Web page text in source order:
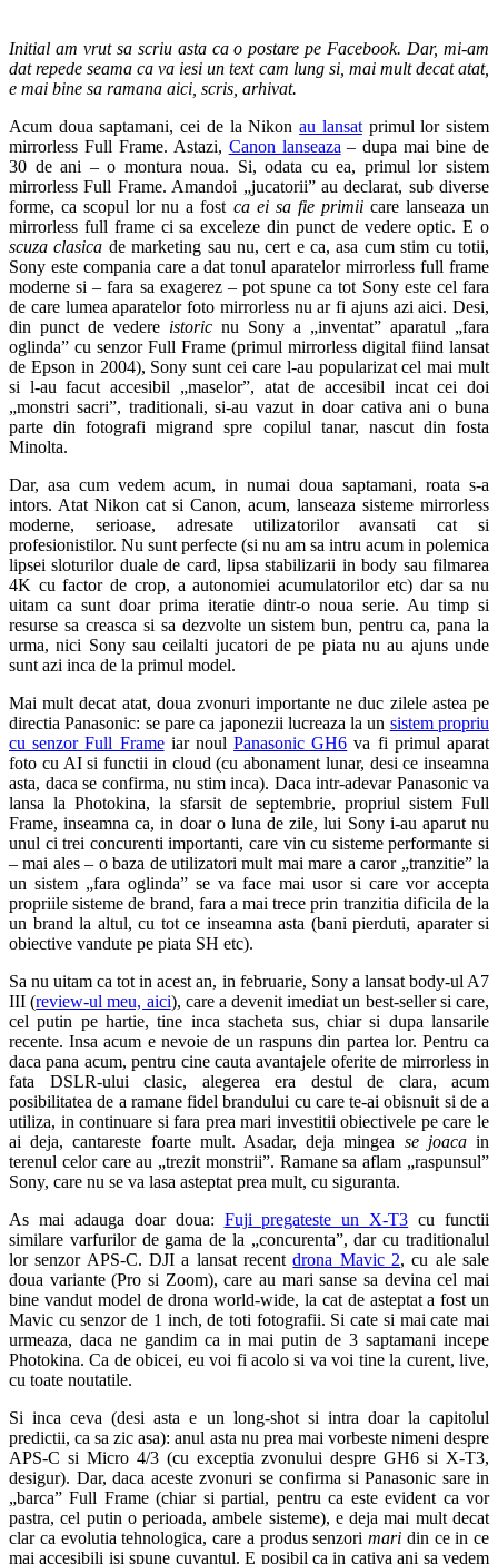
Initial am vrut sa scriu asta ca o postare pe Facebook. Dar, mi-am
dat repede seama ca va iesi un text cam lung si, mai mult decat atat,
e mai bine sa ramana aici, scris, arhivat.
Acum doua saptamani, cei de la Nikonau lansatprimul lor sistem
mirrorless Full Frame. Astazi, Canon lanseaza – dupa mai bine de
30 de ani – o montura noua. Si, odata cu ea, primul lor sistem
mirrorless Full Frame. Amandoi „jucatorii” au declarat, sub diverse
forme, ca scopul lor nu a fost ca ei sa fie primiicare lanseaza un
mirrorless full frame ci sa exceleze din punct de vedere optic. E o
scuza clasica de marketing sau nu, cert e ca, asa cum stim cu totii,
Sony este compania care a dat tonul aparatelor mirrorless full frame
moderne si – fara sa exagerez – pot spune ca tot Sony este cel fara
de care lumea aparatelor foto mirrorless nu ar fi ajuns azi aici. Desi,
din punct de vedere istoric nu Sony a „inventat” aparatul „fara
oglinda” cu senzor Full Frame (primul mirrorless digital fiind lansat
de Epson in 2004), Sony sunt cei care l-au popularizat cel mai mult
si l-au facut accesibil „maselor”, atat de accesibil incat cei doi
„monstri sacri”, traditionali, si-au vazut in doar cativa ani o buna
parte din fotografi migrand spre copilul tanar, nascut din fosta
Minolta.
Dar, asa cum vedem acum, in numai doua saptamani, roata s-a
intors. Atat Nikon cat si Canon, acum, lanseaza sisteme mirrorless
moderne, serioase, adresate utilizatorilor avansati cat si
profesionistilor. Nu sunt perfecte (si nu am sa intru acum in polemica
lipsei sloturilor duale de card, lipsa stabilizarii in body sau filmarea
4K cu factor de crop, a autonomiei acumulatorilor etc) dar sa nu
uitam ca sunt doar prima iteratie dintr-o noua serie. Au timp si
resurse sa creasca si sa dezvolte un sistem bun, pentru ca, pana la
urma, nici Sony sau ceilalti jucatori de pe piata nu au ajuns unde
sunt azi inca de la primul model.
Mai mult decat atat, doua zvonuri importante ne duc zilele astea pe
directia Panasonic: se pare ca japonezii lucreaza la un sistem propriu
cu senzor Full Frameiar noulPanasonic GH6 va fi primul aparat
foto cu AI si functii in cloud (cu abonament lunar, desi ce inseamna
asta, daca se confirma, nu stim inca). Daca intr-adevar Panasonic va
lansa la Photokina, la sfarsit de septembrie, propriul sistem Full
Frame, inseamna ca, in doar o luna de zile, lui Sony i-au aparut nu
unul ci trei concurenti importanti, care vin cu sisteme performante si
– mai ales – o baza de utilizatori mult mai mare a caror „tranzitie” la
un sistem „fara oglinda” se va face mai usor si care vor accepta
propriile sisteme de brand, fara a mai trece prin tranzitia dificila de la
un brand la altul, cu tot ce inseamna asta (bani pierduti, aparater si
obiective vandute pe piata SH etc).
Sa nu uitam ca tot in acest an, in februarie, Sony a lansat body-ul A7
III (review-ul meu, aici), care a devenit imediat un best-seller si care,
cel putin pe hartie, tine inca stacheta sus, chiar si dupa lansarile
recente. Insa acum e nevoie de un raspuns din partea lor. Pentru ca
daca pana acum, pentru cine cauta avantajele oferite de mirrorless in
fata DSLR-ului clasic, alegerea era destul de clara, acum
posibilitatea de a ramane fidel brandului cu care te-ai obisnuit si de a
utiliza, in continuare si fara prea mari investitii obiectivele pe care le
ai deja, cantareste foarte mult. Asadar, deja mingea se joacain
terenul celor care au „trezit monstrii”. Ramane sa aflam „raspunsul”
Sony, care nu se va lasa asteptat prea mult, cu siguranta.
As mai adauga doar doua: Fuji pregateste un X-T3 cu functii
similare varfurilor de gama de la „concurenta”, dar cu traditionalul
lor senzor APS-C. DJI a lansat recentdrona Mavic 2, cu ale sale
doua variante (Pro si Zoom), care au mari sanse sa devina cel mai
bine vandut model de drona world-wide, la cat de asteptat a fost un
Mavic cu senzor de 1 inch, de toti fotografii. Si cate si mai cate mai
urmeaza, daca ne gandim ca in mai putin de 3 saptamani incepe
Photokina. Ca de obicei, eu voi fi acolo si va voi tine la curent, live,
cu toate noutatile.
Si inca ceva (desi asta e un long-shot si intra doar la capitolul
predictii, ca sa zic asa): anul asta nu prea mai vorbeste nimeni despre
APS-C si Micro 4/3 (cu exceptia zvonului despre GH6 si X-T3,
desigur). Dar, daca aceste zvonuri se confirma si Panasonic sare in
„barca” Full Frame (chiar si partial, pentru ca este evident ca vor
pastra, cel putin o perioada, ambele sisteme), e deja mai mult decat
clar ca evolutia tehnologica, care a produs senzori mari din ce in ce
mai accesibili isi spune cuvantul. E posibil ca in cativa ani sa vedem